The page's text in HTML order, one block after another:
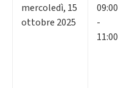
mercoledì, 15
ottobre 2025
09:00
-
11:00